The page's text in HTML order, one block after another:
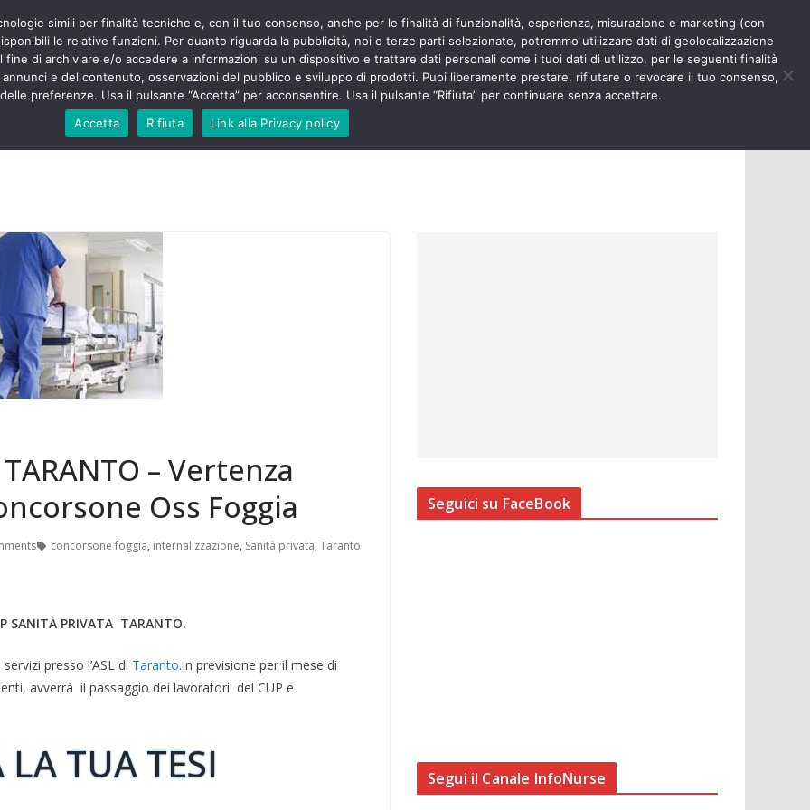
sono
senza
aggressioni
“tagli e
proclamato lo
Nursing Up contro
soccorso e
Up:
anche
POLITICA STUDENTI SALUTE COMUNICATI CURIOSITÀ NURSE TIMES
TARANTO – Vertenza
Oss Foggia
concorsone foggia, internalizzazione, Sanità privata, Taranto
PRIVATA TARANTO.
presso l’ASL di Taranto.In previsione per il mese di
avverrà il passaggio dei lavoratori del CUP e
LA TUA TESI
Seguici su FaceBook
Segui il Canale InfoNurse
simili per finalità tecniche e, con il tuo consenso, anche per le finalità di funzionalità, esperienza, misurazione e marketing (con
le relative funzioni. Per quanto riguarda la pubblicità, noi e terze parti selezionate, potremmo utilizzare dati di geolocalizzazione
fine di archiviare e/o accedere a informazioni su un dispositivo e trattare dati personali come i tuoi dati di utilizzo, per le seguenti finalità
e del contenuto, osservazioni del pubblico e sviluppo di prodotti. Puoi liberamente prestare, rifiutare o revocare il tuo consenso,
preferenze. Usa il pulsante “Accetta” per acconsentire. Usa il pulsante “Rifiuta” per continuare senza accettare.
Accetta
Rifiuta Link alla Privacy policy